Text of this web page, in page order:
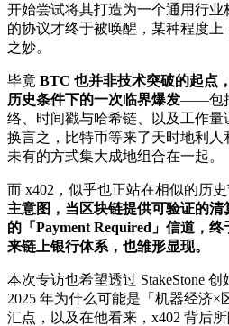
开始尝试将其打造为一个通用行业
的协议才终于被唤醒，某种程度
之妙。
毕竟 BTC 也并非技术突破的起点
历史条件下的一次临界爆发——包
络、时间戳与哈希链、以及工作量
换言之，比特币等来了天时地利
未有的方式集大成地组合在一起。
而 x402，似乎也正站在相似的历史
主意图，当区块链提供可验证的清
的「Payment Required」信道，
来链上银行体系，也雏形显现。
本次专访也希望透过 StakeStone
2025 年为什么可能是「机器经济×
汇点，以及在他看来，x402 背后